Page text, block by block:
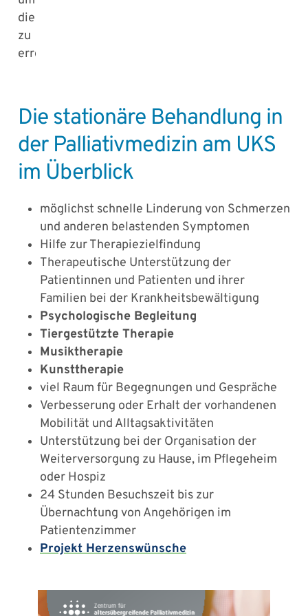
dies
zu
erreichen.
Die stationäre Behandlung in
der Palliativmedizin am UKS
im Überblick
möglichst schnelle Linderung von Schmerzen
und anderen belastenden Symptomen
Hilfe zur Therapiezielfindung
Therapeutische Unterstützung der
Patientinnen und Patienten und ihrer
Familien bei der Krankheitsbewältigung
Psychologische Begleitung
Tiergestützte Therapie
Musiktherapie
Kunsttherapie
viel Raum für Begegnungen und Gespräche
Verbesserung oder Erhalt der vorhandenen
Mobilität und Alltagsaktivitäten
Unterstützung bei der Organisation der
Weiterversorgung zu Hause, im Pflegeheim
oder Hospiz
24 Stunden Besuchszeit bis zur
Übernachtung von Angehörigen im
Patientenzimmer
Projekt Herzenswünsche